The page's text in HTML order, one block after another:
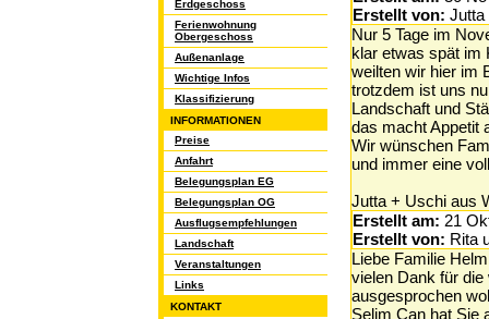
Erdgeschoss
Ferienwohnung
Obergeschoss
Außenanlage
Wichtige Infos
Klassifizierung
INFORMATIONEN
Preise
Anfahrt
Belegungsplan EG
Belegungsplan OG
Ausflugsempfehlungen
Landschaft
Veranstaltungen
Links
KONTAKT
Erstellt von: Jutta
Nur 5 Tage im
klar etwas spät im
weilten wir hier im
trotzdem ist uns
Landschaft und
das macht Appetit
Wir wünschen
und immer eine
Jutta + Uschi aus
Erstellt am: 21
Erstellt von: Rita
Liebe Familie
vielen Dank für die
ausgesprochen
Selim Can hat Sie